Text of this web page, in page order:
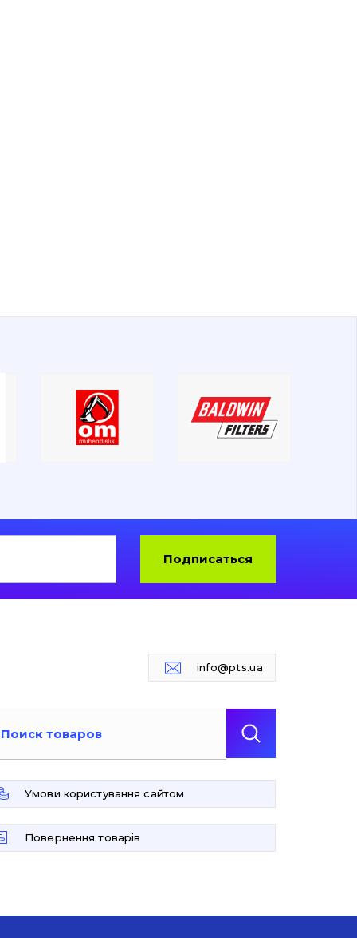
Подписаться
info@pts.ua
Умови користування сайтом
Повернення товарів